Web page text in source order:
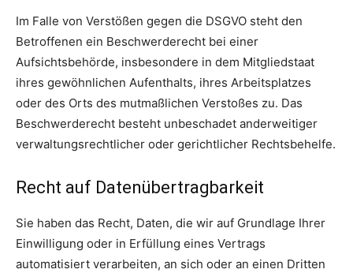
Im Falle von Verstößen gegen die DSGVO steht den
Betroffenen ein Beschwerderecht bei einer
Aufsichtsbehörde, insbesondere in dem Mitgliedstaat
ihres gewöhnlichen Aufenthalts, ihres Arbeitsplatzes
oder des Orts des mutmaßlichen Verstoßes zu. Das
Beschwerderecht besteht unbeschadet anderweitiger
verwaltungsrechtlicher oder gerichtlicher Rechtsbehelfe.
Recht auf Daten­übertrag­barkeit
Sie haben das Recht, Daten, die wir auf Grundlage Ihrer
Einwilligung oder in Erfüllung eines Vertrags
automatisiert verarbeiten, an sich oder an einen Dritten